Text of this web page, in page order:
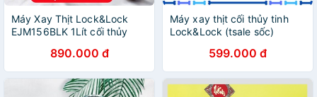
Máy Xay Thịt Lock&Lock
EJM156BLK 1Lít cối thủy
890.000 đ
Máy xay thịt cối thủy tinh
Lock&Lock (tsale sốc)
599.000 đ